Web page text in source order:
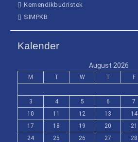
Kemendikbudristek
SIMPKB
Kalender
August 2026
M T W T F
3
4 5 6 7
10
11 12 13 14
17
18 19 20 21
24
25 26 27 28